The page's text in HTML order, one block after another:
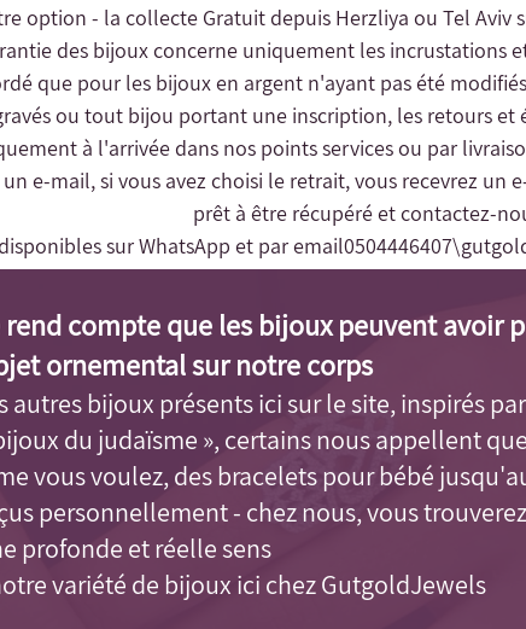
option - la collecte Gratuit depuis Herzliya ou Tel Aviv
ou tout bijou portant une inscription, les retours et
à l'arrivée dans nos points services ou par
e-mail, si vous avez choisi le retrait, vous recevrez un
prêt à être récupéré et contactez-
sur WhatsApp et par email0504446407\
compte que les bijoux peuvent avoir
ornemental sur notre corps.
bijoux présents ici sur le site, inspirés
du judaïsme », certains nous appellent
vous voulez, des bracelets pour bébé
personnellement - chez nous, vous
profonde et réelle sens.
variété de bijoux ici chez GutgoldJewels.